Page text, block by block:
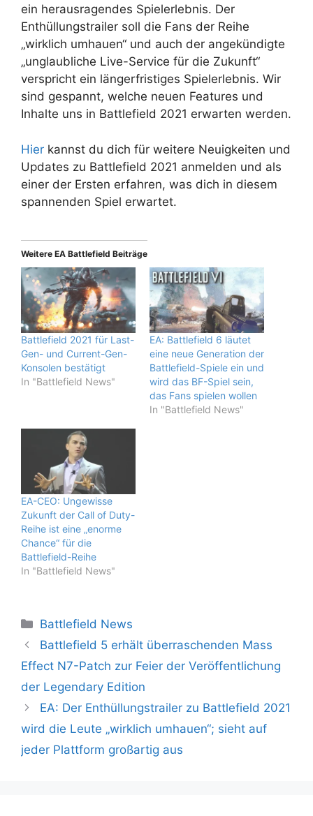
ein herausragendes Spielerlebnis. Der
Enthüllungstrailer soll die Fans der Reihe
„wirklich umhauen“ und auch der angekündigte
„unglaubliche Live-Service für die Zukunft“
verspricht ein längerfristiges Spielerlebnis. Wir
sind gespannt, welche neuen Features und
Inhalte uns in Battlefield 2021 erwarten werden.
Hier kannst du dich für weitere Neuigkeiten und
Updates zu Battlefield 2021 anmelden und als
einer der Ersten erfahren, was dich in diesem
spannenden Spiel erwartet.
Weitere EA Battlefield Beiträge
Battlefield 2021 für Last-
Gen- und Current-Gen-
Konsolen bestätigt
In "Battlefield News"
EA: Battlefield 6 läutet
eine neue Generation der
Battlefield-Spiele ein und
wird das BF-Spiel sein,
das Fans spielen wollen
In "Battlefield News"
EA-CEO: Ungewisse
Zukunft der Call of Duty-
Reihe ist eine „enorme
Chance“ für die
Battlefield-Reihe
In "Battlefield News"
Kategorien
Battlefield News
Battlefield 5 erhält überraschenden Mass
Effect N7-Patch zur Feier der Veröffentlichung
der Legendary Edition
EA: Der Enthüllungstrailer zu Battlefield 2021
wird die Leute „wirklich umhauen“; sieht auf
jeder Plattform großartig aus